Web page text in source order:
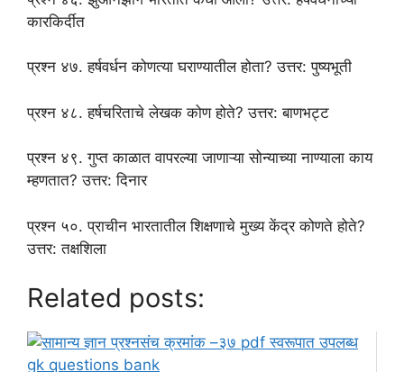
कारकिर्दीत
प्रश्न ४७. हर्षवर्धन कोणत्या घराण्यातील होता? उत्तर: पुष्यभूती
प्रश्न ४८. हर्षचरिताचे लेखक कोण होते? उत्तर: बाणभट्ट
प्रश्न ४९. गुप्त काळात वापरल्या जाणाऱ्या सोन्याच्या नाण्याला काय
म्हणतात? उत्तर: दिनार
प्रश्न ५०. प्राचीन भारतातील शिक्षणाचे मुख्य केंद्र कोणते होते?
उत्तर: तक्षशिला
Related posts: